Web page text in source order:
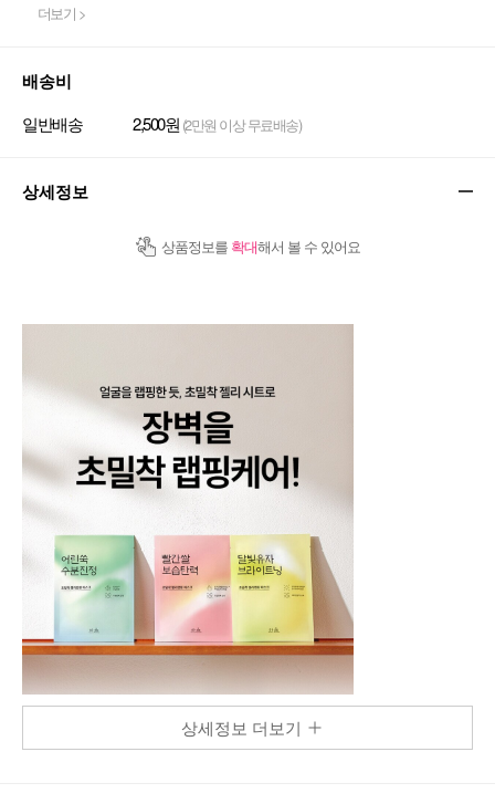
더보기 >
배송비
일반배송 2,500원 (2만원 이상 무료배송)
상세정보
상품정보를 확대해서 볼 수 있어요
상세정보 더보기